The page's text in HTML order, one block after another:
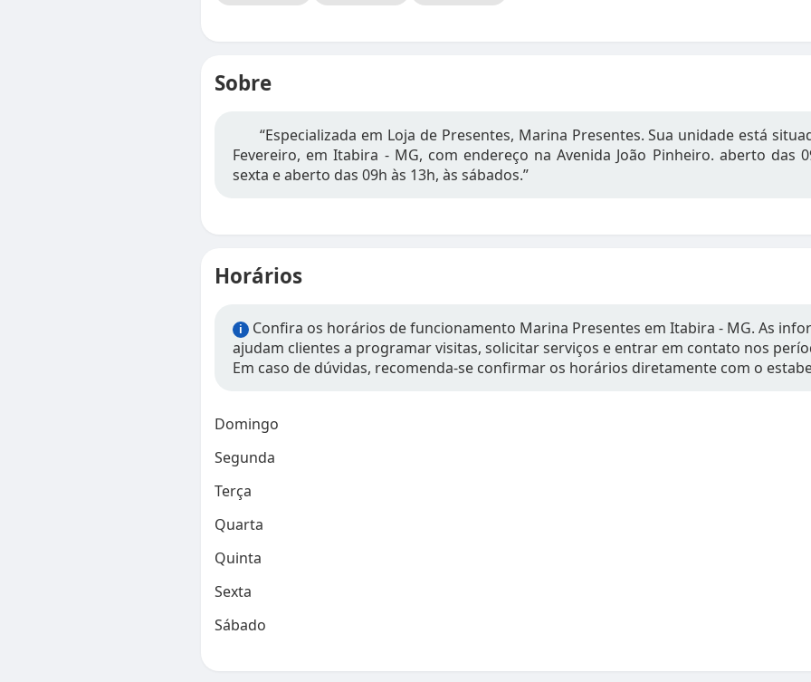
Sobre
“Especializada em Loja de Presentes, Marina Presentes. Sua unidade está
Fevereiro, em Itabira - MG, com endereço na Avenida João Pinheiro. aberto das
sexta e aberto das 09h às 13h, às sábados.”
Horários
i
Confira os horários de funcionamento Marina Presentes em Itabira - MG. As
ajudam clientes a programar visitas, solicitar serviços e entrar em contato nos
Em caso de dúvidas, recomenda-se confirmar os horários diretamente com o
Domingo
Segunda
Terça
Quarta
Quinta
Sexta
Sábado